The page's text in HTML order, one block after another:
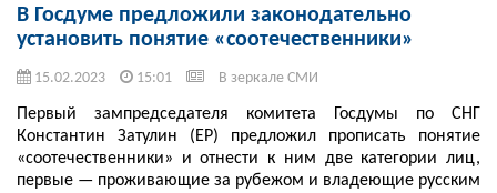
В Госдуме предложили законодательно
установить понятие «соотечественники»
15.02.2023 15:01 В зеркале СМИ
Первый зампредседателя комитета Госдумы по СНГ
Константин Затулин (ЕР) предложил прописать понятие
«соотечественники» и отнести к ним две категории лиц,
первые — проживающие за рубежом и владеющие русским